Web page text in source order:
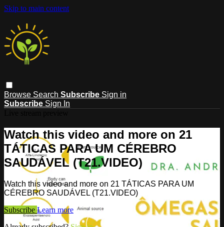
Skip to main content
Browse Search Subscribe Sign in
Subscribe Sign In
Watch this video and more on 21
TÁTICAS PARA UM CÉREBRO
SAUDÁVEL (T21.VIDEO)
Watch this video and more on 21 TÁTICAS PARA UM
CÉREBRO SAUDÁVEL (T21.VIDEO)
Subscribe Learn more